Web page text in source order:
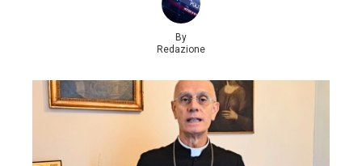
By
Redazione